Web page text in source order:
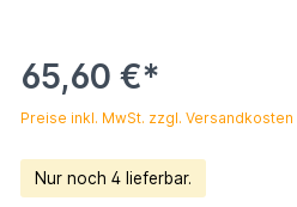
65,60 €*
Preise inkl. MwSt. zzgl. Versandkosten
Nur noch 4 lieferbar.